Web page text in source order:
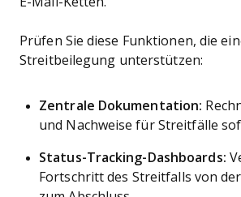
Prüfen Sie diese Funktionen, die
Streitbeilegung unterstützen:
Zentrale Dokumentation:
und Nachweise für Streitfälle
Status-Tracking-Dashboards:
Fortschritt des Streitfalls von